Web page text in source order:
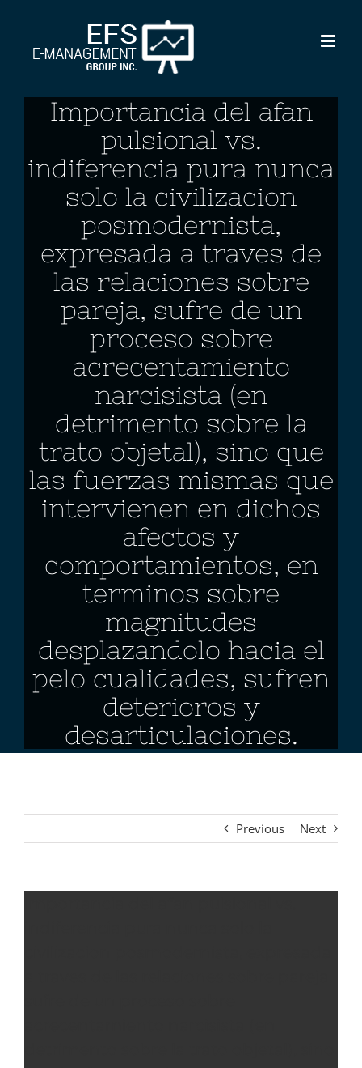
content
Importancia del afan
pulsional vs.
indiferencia pura nunca
solo la civilizacion
posmodernista,
expresada a traves de
las relaciones sobre
pareja, sufre de un
proceso sobre
acrecentamiento
narcisista (en
detrimento sobre la
trato objetal), sino que
las fuerzas mismas que
intervienen en dichos
afectos y
comportamientos, en
terminos sobre
magnitudes
desplazandolo hacia el
pelo cualidades, sufren
deterioros y
desarticulaciones.
Previous Next